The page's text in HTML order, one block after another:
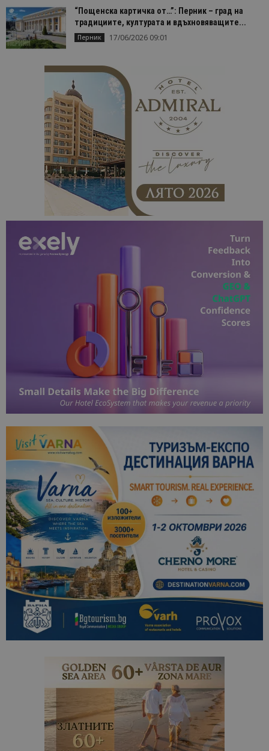
“Пощенска картичка от…”: Перник – град на
традициите, културата и вдъхновяващите...
Перник 17/06/2026 09:01